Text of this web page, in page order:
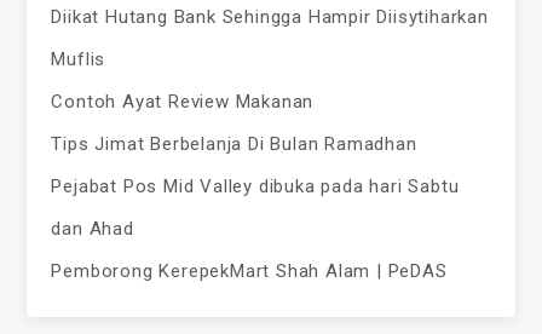
Diikat Hutang Bank Sehingga Hampir Diisytiharkan
Muflis
Contoh Ayat Review Makanan
Tips Jimat Berbelanja Di Bulan Ramadhan
Pejabat Pos Mid Valley dibuka pada hari Sabtu
dan Ahad
Pemborong KerepekMart Shah Alam | PeDAS